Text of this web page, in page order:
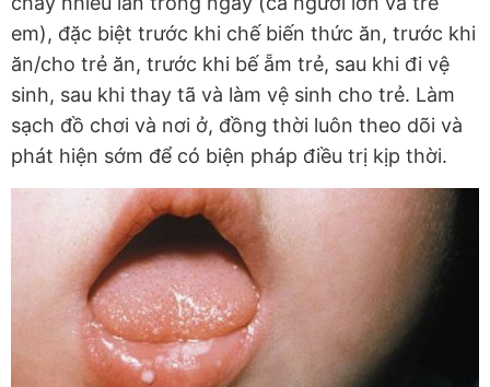
em), đặc biệt trước khi chế biến thức ăn, trước khi
ăn/cho trẻ ăn, trước khi bế ẵm trẻ, sau khi đi vệ
sinh, sau khi thay tã và làm vệ sinh cho trẻ. Làm
sạch đồ chơi và nơi ở, đồng thời luôn theo dõi và
phát hiện sớm để có biện pháp điều trị kịp thời.